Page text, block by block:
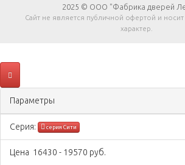
2025 © ООО "Фабрика дверей
Сайт не является публичной офертой и
характер.
Параметры
Серия: серия Сити
Цена 16430 - 19570 руб.